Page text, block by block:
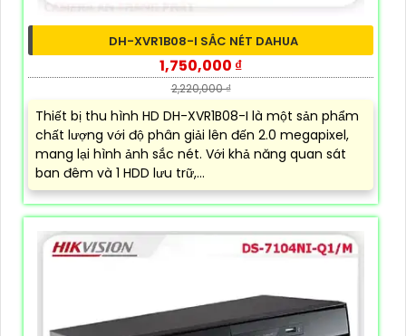
DH-XVR1B08-I SẮC NÉT DAHUA
1,750,000 ₫
2,220,000 ₫
Thiết bị thu hình HD DH-XVR1B08-I là một sản phẩm
chất lượng với độ phân giải lên đến 2.0 megapixel,
mang lại hình ảnh sắc nét. Với khả năng quan sát
ban đêm và 1 HDD lưu trữ,...